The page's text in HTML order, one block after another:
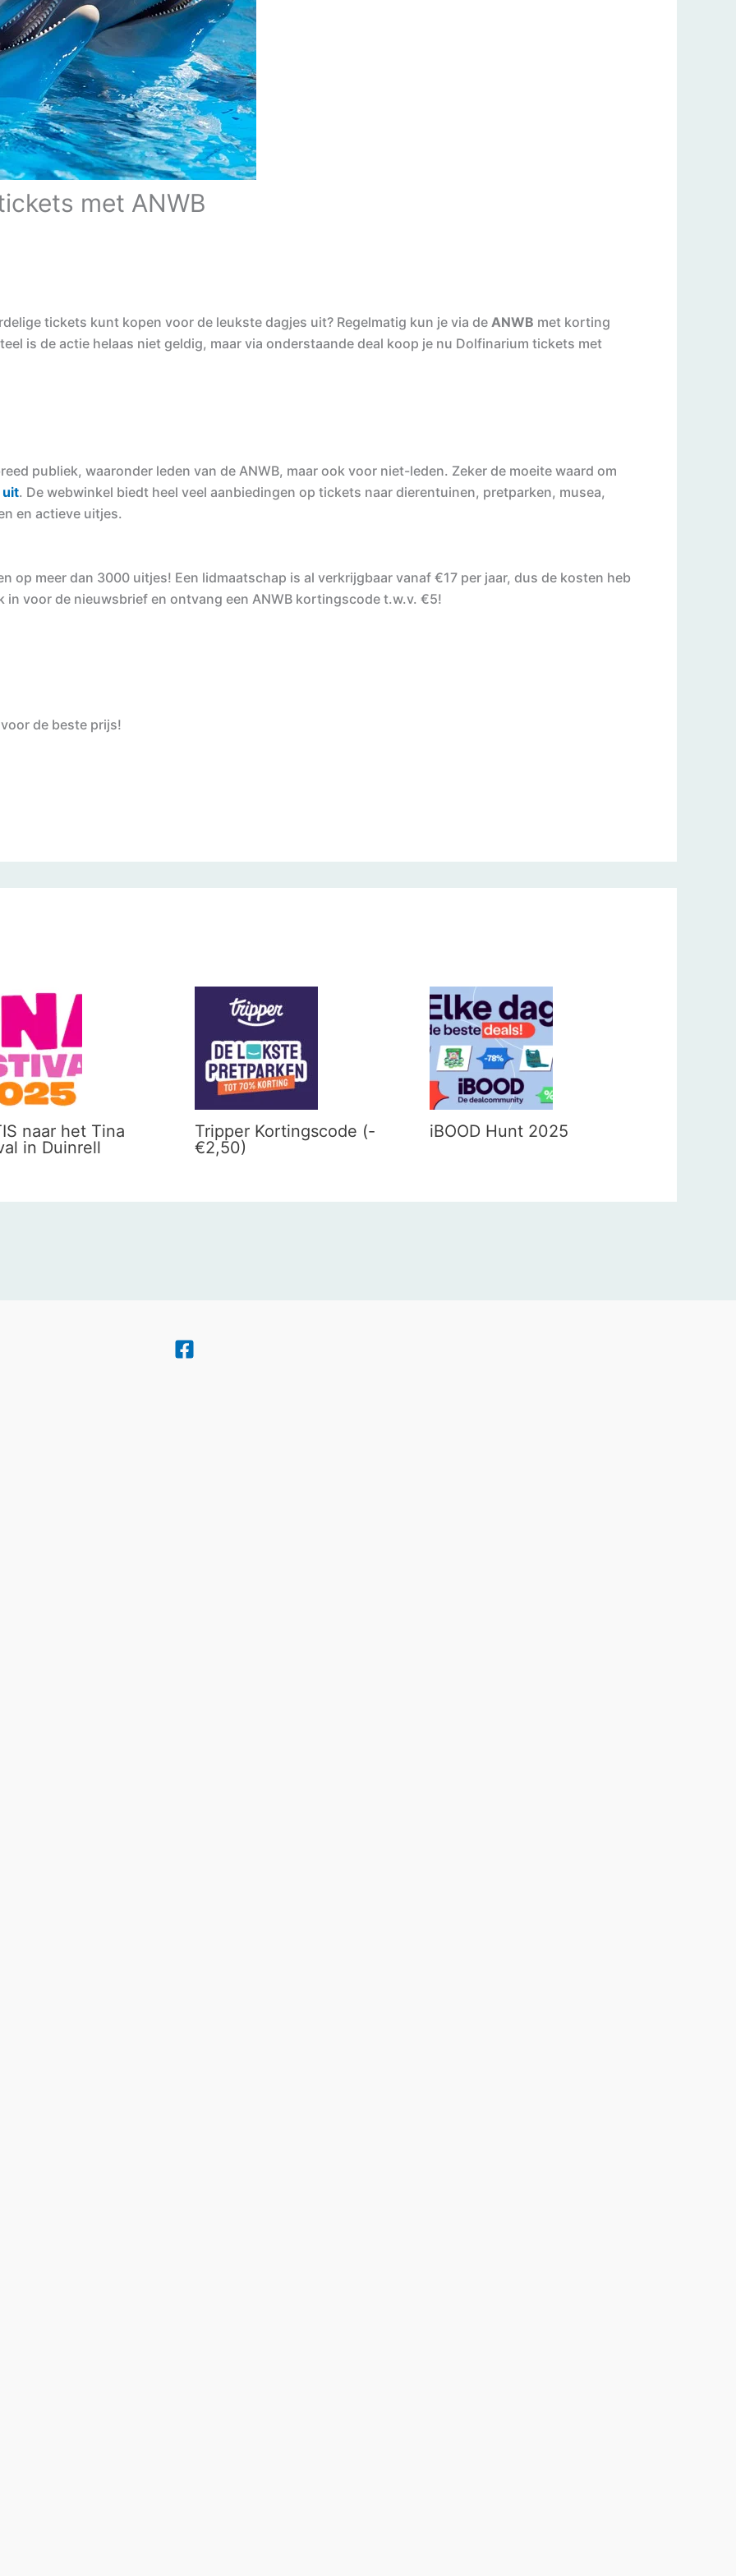
met ANWB
tickets kunt kopen voor de leukste dagjes uit? Regelmatig kun je via de ANWB met korting
is de actie helaas niet geldig, maar via onderstaande deal koop je nu Dolfinarium tickets met
publiek, waaronder leden van de ANWB, maar ook voor niet-leden. Zeker de moeite waard om
uit. De webwinkel biedt heel veel aanbiedingen op tickets naar dierentuinen, pretparken, musea,
en actieve uitjes.
op meer dan 3000 uitjes! Een lidmaatschap is al verkrijgbaar vanaf €17 per jaar, dus de kosten heb
in voor de nieuwsbrief en ontvang een ANWB kortingscode t.w.v. €5!
de beste prijs!
naar het Tina
in Duinrell
Tripper Kortingscode (-
€2,50)
iBOOD Hunt 2025